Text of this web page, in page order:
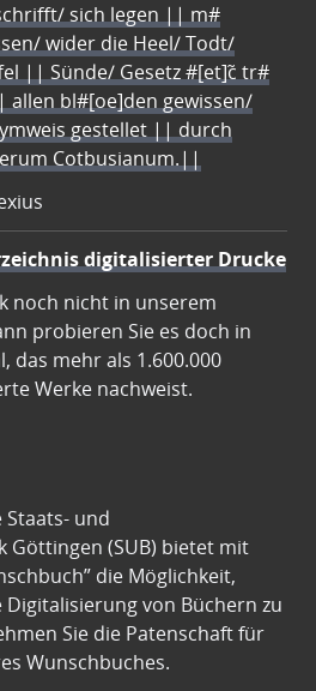
sich legen || m#
wider die Heel/ Todt/
|| Sünde/ Gesetz #[et]c̃ tr#
bl#[oe]den gewissen/
gestellet || durch
Cotbusianum.||
digitalisierter Drucke
noch nicht in unserem
probieren Sie es doch in
das mehr als 1.600.000
Werke nachweist.
Staats- und
Göttingen (SUB) bietet mit
die Möglichkeit,
von Büchern zu
Sie die Patenschaft für
Wunschbuches.